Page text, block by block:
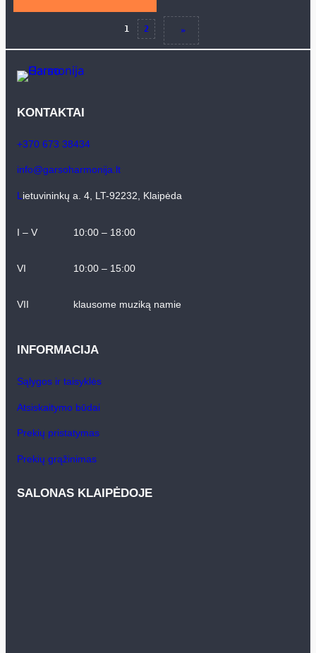
1 2 »
KONTAKTAI
+370 673 38434
info@garsoharmonija.lt
L ietuvininkų a. 4, LT-92232, Klaipėda
I – V 10:00 – 18:00
VI 10:00 – 15:00
VII klausome muziką namie
INFORMACIJA
Sąlygos ir taisyklės
Atsiskaitymo būdai
Prekių pristatymas
Prekių grąžinimas
SALONAS KLAIPĖDOJE